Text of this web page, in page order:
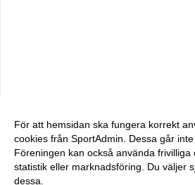
För att hemsidan ska fungera korrekt
cookies från SportAdmin. Dessa går inte
Föreningen kan också använda frivilliga
statistik eller marknadsföring. Du väljer
dessa.